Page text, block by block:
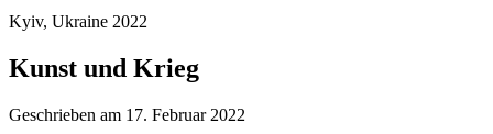
Kyiv, Ukraine 2022
Kunst und Krieg
Geschrieben am 17. Februar 2022